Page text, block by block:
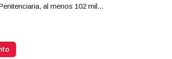
al menos 102 mil...